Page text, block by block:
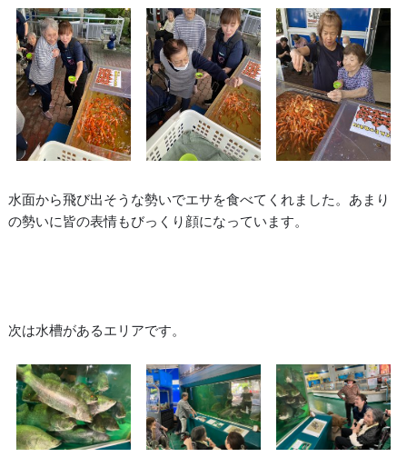
水面から飛び出そうな勢いでエサを食べてくれました。あまり
の勢いに皆の表情もびっくり顔になっています。
次は水槽があるエリアです。